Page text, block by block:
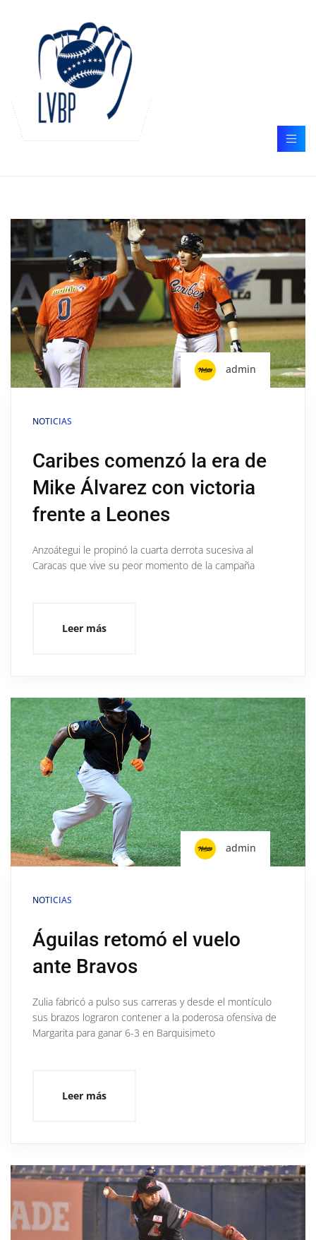
admin
NOTICIAS
Caribes comenzó la era de
Mike Álvarez con victoria
frente a Leones
Anzoátegui le propinó la cuarta derrota sucesiva al
Caracas que vive su peor momento de la campaña
Leer más
admin
NOTICIAS
Águilas retomó el vuelo
ante Bravos
Zulia fabricó a pulso sus carreras y desde el montículo
sus brazos lograron contener a la poderosa ofensiva de
Margarita para ganar 6-3 en Barquisimeto
Leer más